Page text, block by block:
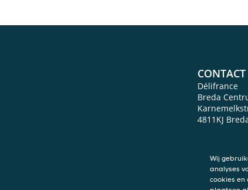
CONTACT
Délifrance
Breda
4811KJ
Wij
analyses
cookies